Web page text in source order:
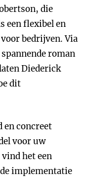
die
een flexibel en
bedrijven. Via
roman
Diederick
dit
en concreet
voor uw
het een
implementatie